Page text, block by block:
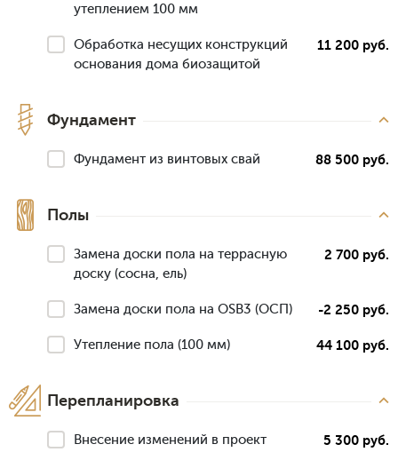
утеплением 100 мм
Обработка несущих конструкций
основания дома биозащитой
11 200 руб.
Фундамент
Фундамент из винтовых свай 88 500 руб.
Полы
Замена доски пола на террасную
доску (сосна, ель)
2 700 руб.
Замена доски пола на OSB3 (ОСП) -2 250 руб.
Утепление пола (100 мм) 44 100 руб.
Перепланировка
Внесение изменений в проект 5 300 руб.